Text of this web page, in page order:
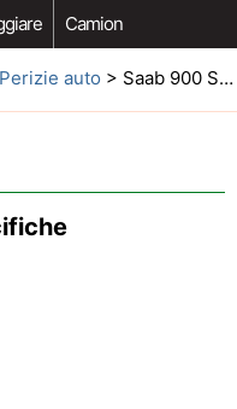
Camion
Car Opzioni Aftermarket
Perizie auto > Saab 900 SE Turbo Specifiche